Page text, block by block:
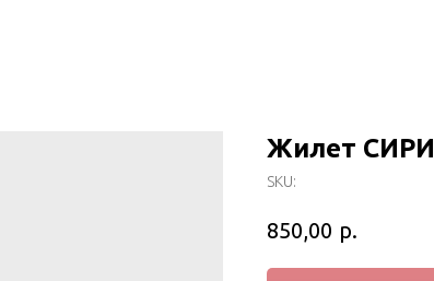
Жилет
SKU:
850,00 р.